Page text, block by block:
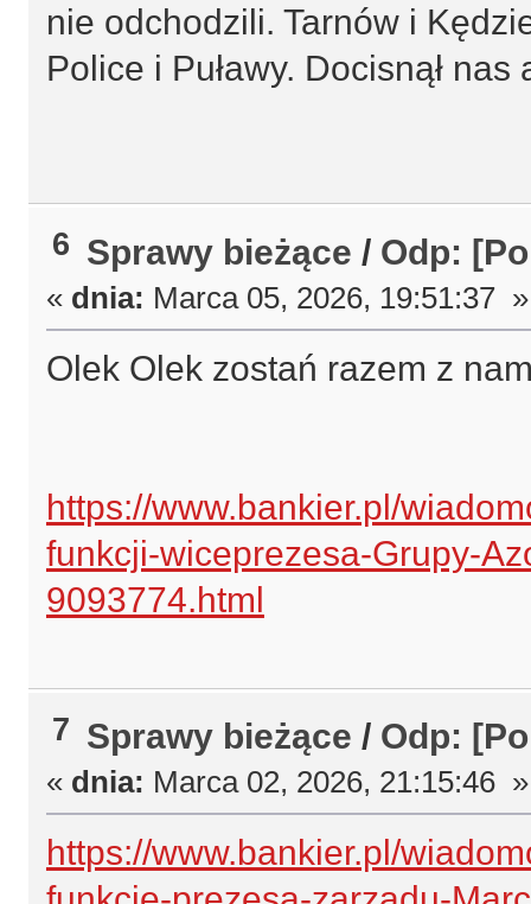
nie odchodzili. Tarnów i
Police i Puławy. Docisnął
6 Sprawy bieżące / Odp:
« dnia: Marca 05, 2026, 19:51:37 »
Olek Olek zostań razem z
https://www.bankier.pl/
funkcji-wiceprezesa-Grupy-
9093774.html
7 Sprawy bieżące / Odp:
« dnia: Marca 02, 2026, 21:15:46 »
https://www.bankier.pl/